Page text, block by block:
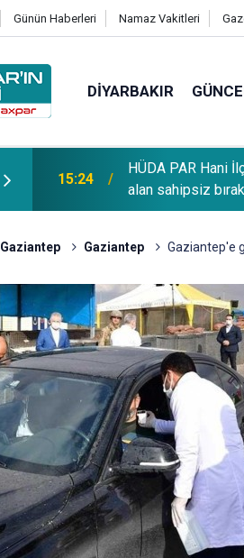
Günün Haberleri Namaz Vakitleri
DIYARBAKIR
15:24
HÜDA PAR Hani
alan sahipsiz
Gaziantep Gaziantep Gaziantep'e